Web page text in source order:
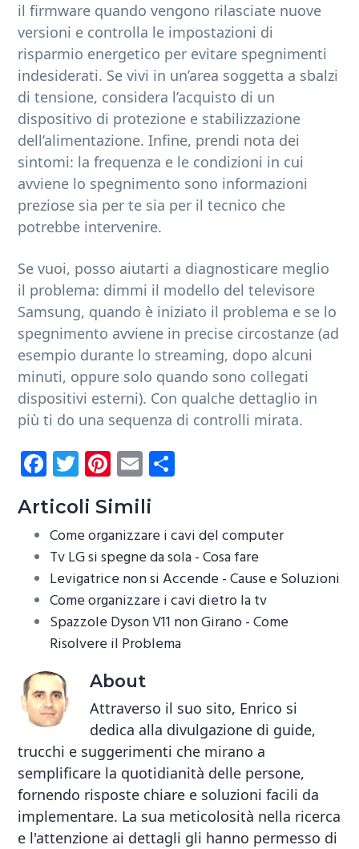
il firmware quando vengono rilasciate nuove
versioni e controlla le impostazioni di
risparmio energetico per evitare spegnimenti
indesiderati. Se vivi in un’area soggetta a sbalzi
di tensione, considera l’acquisto di un
dispositivo di protezione e stabilizzazione
dell’alimentazione. Infine, prendi nota dei
sintomi: la frequenza e le condizioni in cui
avviene lo spegnimento sono informazioni
preziose sia per te sia per il tecnico che
potrebbe intervenire.
Se vuoi, posso aiutarti a diagnosticare meglio
il problema: dimmi il modello del televisore
Samsung, quando è iniziato il problema e se lo
spegnimento avviene in precise circostanze (ad
esempio durante lo streaming, dopo alcuni
minuti, oppure solo quando sono collegati
dispositivi esterni). Con qualche dettaglio in
più ti do una sequenza di controlli mirata.
Fa
ce
b
o
ok
T
wi
tt
er
Pi
nt
er
es
t
E
m
ail
di
vi
di
Articoli Simili
Come organizzare i cavi del computer
Tv LG si spegne da sola​ - Cosa fare
Levigatrice non si Accende - Cause e Soluzioni​
Come organizzare i cavi dietro la tv
Spazzole Dyson V11 non Girano - Come
Risolvere il Problema
About
Attraverso il suo sito, Enrico si
dedica alla divulgazione di guide,
trucchi e suggerimenti che mirano a
semplificare la quotidianità delle persone,
fornendo risposte chiare e soluzioni facili da
implementare. La sua meticolosità nella ricerca
e l'attenzione ai dettagli gli hanno permesso di